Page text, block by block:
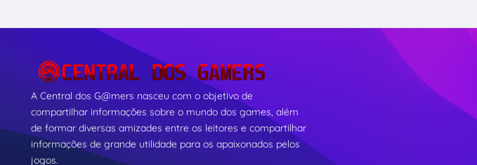
A Central dos G@mers nasceu com o objetivo de
compartilhar informações sobre o mundo dos games, além
de formar diversas amizades entre os leitores e compartilhar
informações de grande utilidade para os apaixonados pelos
jogos.